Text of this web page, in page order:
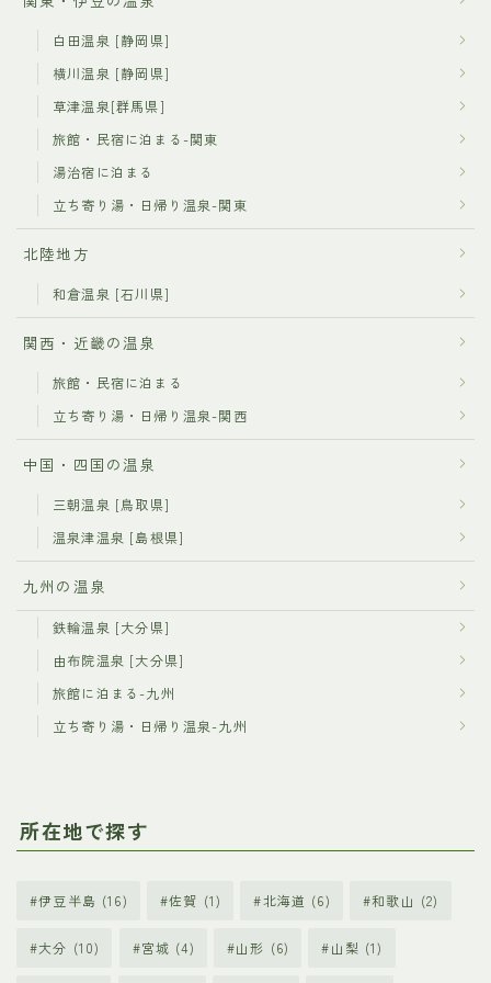
白田温泉 [静岡県]
横川温泉 [静岡県]
草津温泉[群馬県]
旅館・民宿に泊まる-関東
湯治宿に泊まる
立ち寄り湯・日帰り温泉-関東
北陸地方
和倉温泉 [石川県]
関西・近畿の温泉
旅館・民宿に泊まる
立ち寄り湯・日帰り温泉-関西
中国・四国の温泉
三朝温泉 [鳥取県]
温泉津温泉 [島根県]
九州の温泉
鉄輪温泉 [大分県]
由布院温泉 [大分県]
旅館に泊まる-九州
立ち寄り湯・日帰り温泉-九州
所在地で探す
伊豆半島 (16) 佐賀 (1) 北海道 (6) 和歌山 (2)
大分 (10) 宮城 (4) 山形 (6) 山梨 (1)